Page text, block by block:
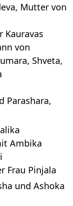
Mutter von
Kauravas
von
Shveta,
Parashara,
Ambika
Frau Pinjala
und Ashoka